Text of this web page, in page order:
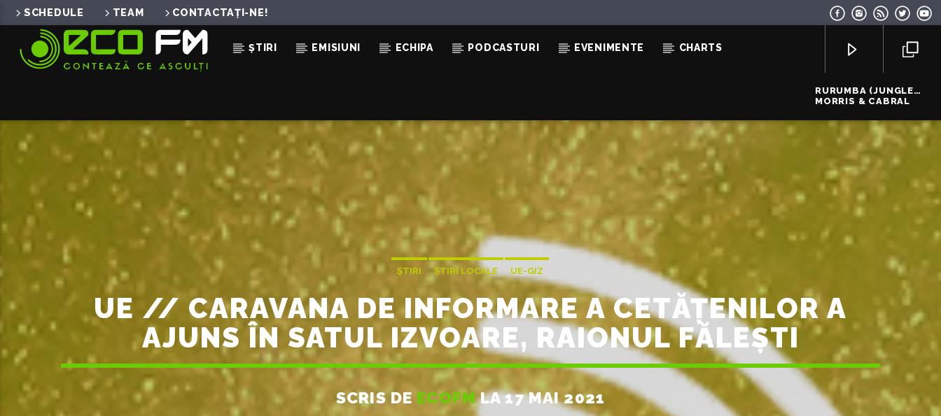
SCHEDULE TEAM CONTACTAȚI-NE!
ȘTIRI EMISIUNI ECHIPA PODCASTURI EVENIMENTE CHARTS
RURUMBA (JUNGLE
BEAT)
MORRIS & CABRAL
ACUM ÎN DIRECT
RURUMBA (JUNGLE BEAT)
MORRIS & CABRAL
ȘTIRI ȘTIRI LOCALE UE-GIZ
UE // CARAVANA DE INFORMARE A CETĂȚENILOR A
AJUNS ÎN SATUL IZVOARE, RAIONUL FĂLEȘTI
SCRIS DE ECOFMLA 17 MAI 2021